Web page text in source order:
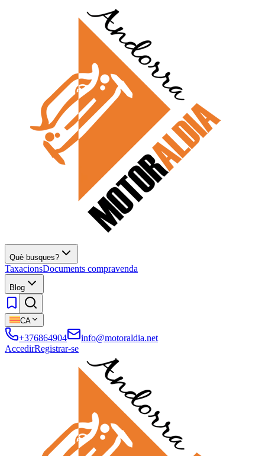
Què busques?
TaxacionsDocuments compravenda
Blog
CA
+376864904
info@motoraldia.net
AccedirRegistrar-se